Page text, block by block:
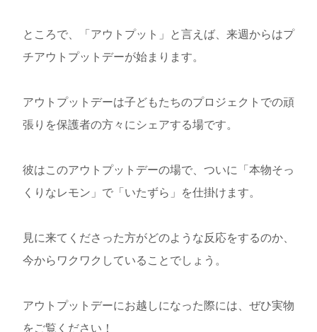
ところで、「アウトプット」と言えば、来週からはプ
チアウトプットデーが始まります。
アウトプットデーは子どもたちのプロジェクトでの頑
張りを保護者の方々にシェアする場です。
彼はこのアウトプットデーの場で、ついに「本物そっ
くりなレモン」で「いたずら」を仕掛けます。
見に来てくださった方がどのような反応をするのか、
今からワクワクしていることでしょう。
アウトプットデーにお越しになった際には、ぜひ実物
をご覧ください！